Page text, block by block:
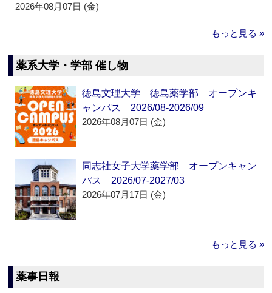
2026年08月07日 (金)
もっと見る »
薬系大学・学部 催し物
徳島文理大学 徳島薬学部 オープンキ
ャンパス 2026/08-2026/09
2026年08月07日 (金)
同志社女子大学薬学部 オープンキャン
パス 2026/07-2027/03
2026年07月17日 (金)
もっと見る »
薬事日報